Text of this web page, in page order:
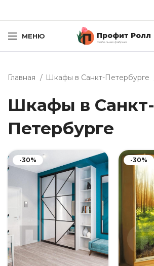
МЕНЮ Профит Ролл
Мебельная фабрика
Главная Шкафы в Санкт-Петербурге
Шкафы в Санкт-
Петербурге
-30% -30%